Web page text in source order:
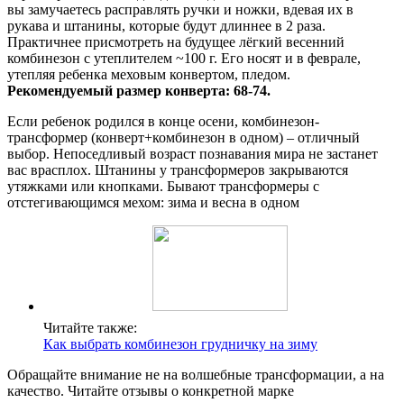
вы замучаетесь расправлять ручки и ножки, вдевая их в
рукава и штанины, которые будут длиннее в 2 раза.
Практичнее присмотреть на будущее лёгкий весенний
комбинезон с утеплителем ~100 г. Его носят и в феврале,
утепляя ребенка меховым конвертом, пледом.
Рекомендуемый размер конверта: 68-74.
Если ребенок родился в конце осени, комбинезон-
трансформер (конверт+комбинезон в одном) – отличный
выбор. Непоседливый возраст познавания мира не застанет
вас врасплох. Штанины у трансформеров закрываются
утяжками или кнопками. Бывают трансформеры с
отстегивающимся мехом: зима и весна в одном
Читайте также:
Как выбрать комбинезон грудничку на зиму
Обращайте внимание не на волшебные трансформации, а на
качество. Читайте отзывы о конкретной марке